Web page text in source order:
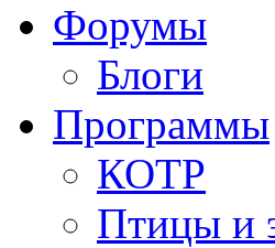
Форумы
Блоги
Программы
КОТР
Птицы и